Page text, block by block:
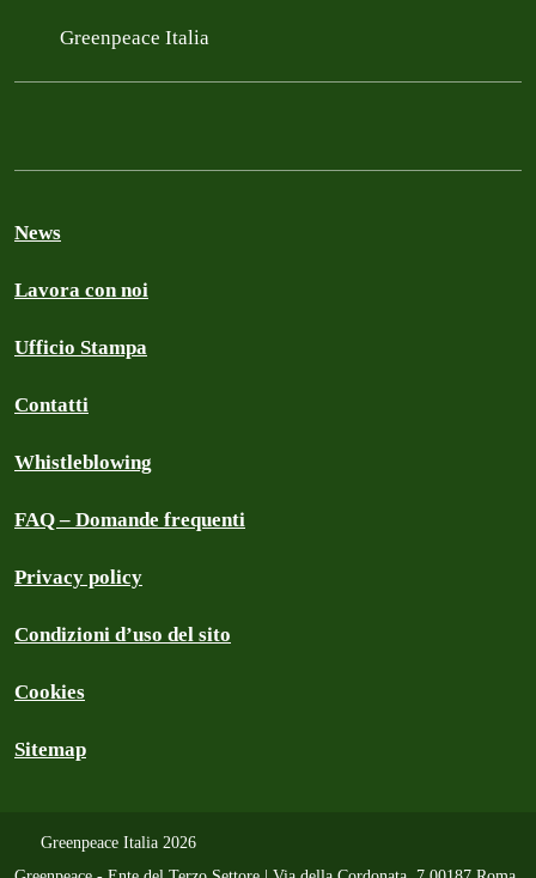
Greenpeace Italia
News
Lavora con noi
Ufficio Stampa
Contatti
Whistleblowing
FAQ – Domande frequenti
Privacy policy
Condizioni d’uso del sito
Cookies
Sitemap
Greenpeace Italia 2026